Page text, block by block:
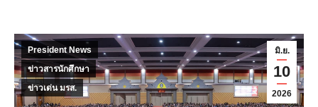
มิ.ย.
10
2026
President News
ข่าวสารนักศึกษา
ข่าวเด่น มรส.